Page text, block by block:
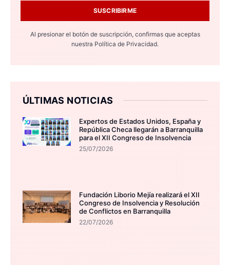
SUSCRIBIRME
Al presionar el botón de suscripción, confirmas que aceptas
nuestra Política de Privacidad.
ÚLTIMAS NOTICIAS
Expertos de Estados Unidos, España y
República Checa llegarán a Barranquilla
para el XII Congreso de Insolvencia
25/07/2026
Fundación Liborio Mejía realizará el XII
Congreso de Insolvencia y Resolución
de Conflictos en Barranquilla
22/07/2026